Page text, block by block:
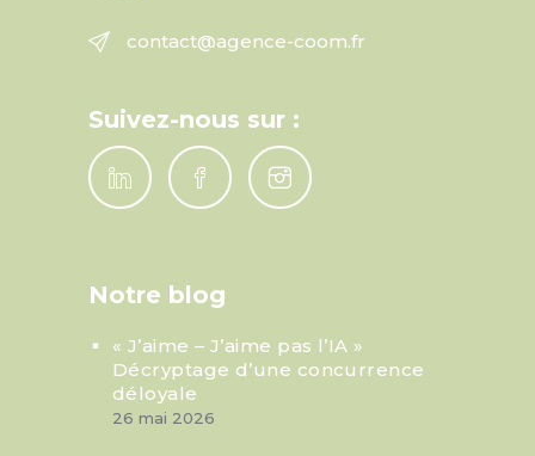
contact@agence-coom.fr
Suivez-nous sur :
Notre blog
« J’aime – J’aime pas l’IA »
Décryptage d’une concurrence
déloyale
26 mai 2026